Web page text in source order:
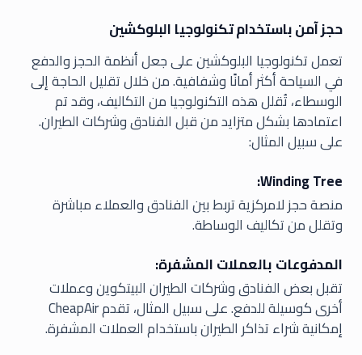
حجز آمن باستخدام تكنولوجيا البلوكشين
تعمل تكنولوجيا البلوكشين على جعل أنظمة الحجز والدفع
في السياحة أكثر أمانًا وشفافية. من خلال تقليل الحاجة إلى
الوسطاء، تُقلل هذه التكنولوجيا من التكاليف، وقد تم
اعتمادها بشكل متزايد من قبل الفنادق وشركات الطيران.
على سبيل المثال:
Winding Tree:
منصة حجز لامركزية تربط بين الفنادق والعملاء مباشرة
وتقلل من تكاليف الوساطة.
المدفوعات بالعملات المشفرة:
تقبل بعض الفنادق وشركات الطيران البيتكوين وعملات
أخرى كوسيلة للدفع. على سبيل المثال، تقدم CheapAir
إمكانية شراء تذاكر الطيران باستخدام العملات المشفرة.